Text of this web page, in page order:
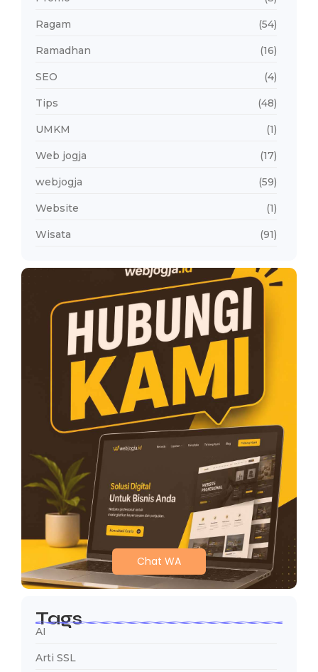
Ragam (54)
Ramadhan (16)
SEO (4)
Tips (48)
UMKM (1)
Web jogja (17)
webjogja (59)
Website (1)
Wisata (91)
Chat WA
Tags
AI
Arti SSL